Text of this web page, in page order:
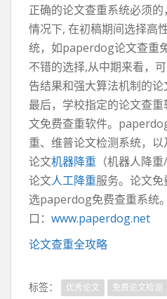
正确的论文查重系统必须
情况下, 在初稿期间选择高
统，如paperdog论文查重
不错的选择,从中期来看，
告结果和强大算法机制的论
最后，学校指定的论文查
文免费查重软件。
重、维普论文检测系统，
论文机器降重 （机器人降
论文人工降重服务。论文
选paperdog免费查重系统
口： www.paperdog.net
论文查重全攻略
标签： 优秀论文 免费论文检测